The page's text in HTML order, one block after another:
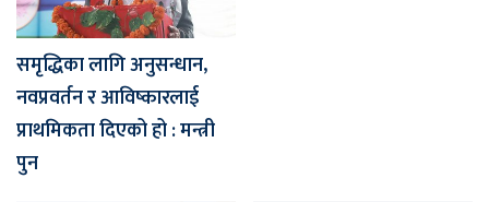
समृद्धिका लागि अनुसन्धान,
नवप्रवर्तन र आविष्कारलाई
प्राथमिकता दिएको हो : मन्त्री
पुन